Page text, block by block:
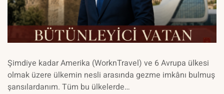
Şimdiye kadar Amerika (WorknTravel) ve 6 Avrupa ülkesi
olmak üzere ülkemin nesli arasında gezme imkânı bulmuş
şansılardanım. Tüm bu ülkelerde…